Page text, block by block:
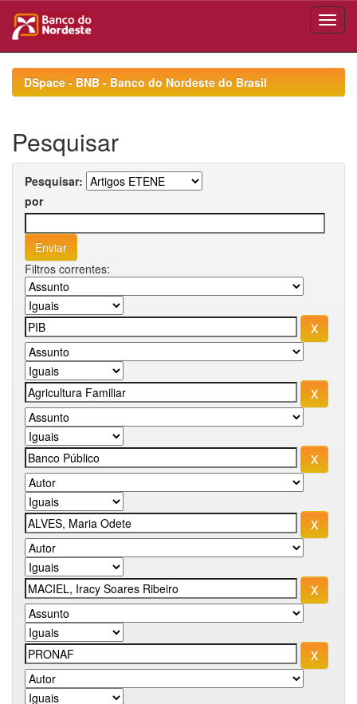
navigationDSpace - BNB - Banco do Nordeste do Brasil
Pesquisar
Pesquisar:
por
Filtros correntes: